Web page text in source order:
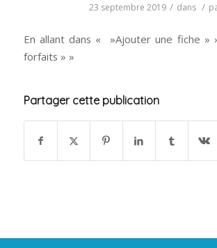
23 septembre 2019 / dans /
En allant dans « »Ajouter une fiche »
forfaits » »
Partager cette publication